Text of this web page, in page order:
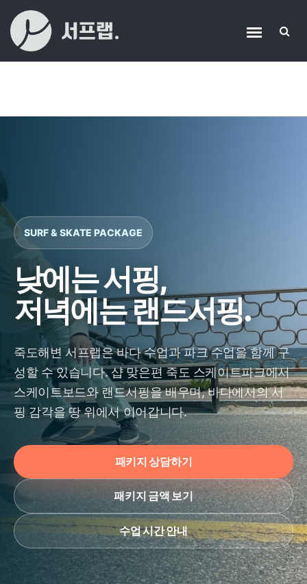
SURF & SKATE PACKAGE
낮에는 서핑,
저녁에는 랜드서핑.
죽도해변 서프랩은 바다 수업과 파크 수업을 함께 구
성할 수 있습니다. 샵 맞은편 죽도 스케이트파크에서
스케이트보드와 랜드서핑을 배우며, 바다에서의 서
핑 감각을 땅 위에서 이어갑니다.
패키지 상담하기
패키지 금액 보기
수업 시간 안내